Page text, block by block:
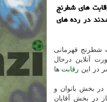
های شطرنج
در رده های
شطرنج قهرمانی
آنلاین درحال
در این رقابت ها
در بخش بانوان و
در بخش آقایان